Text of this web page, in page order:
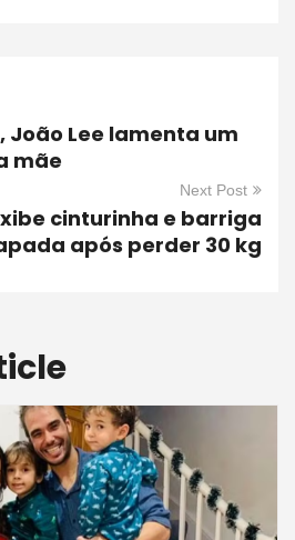
João Lee lamenta um
mãe
Next Post
cinturinha e barriga
após perder 30 kg